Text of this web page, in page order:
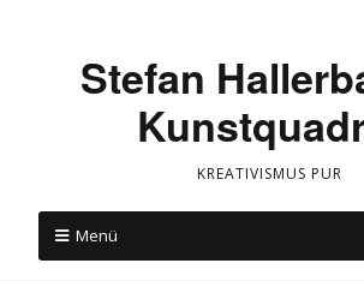
Stefan
KREATIVISMUS PUR
Menü